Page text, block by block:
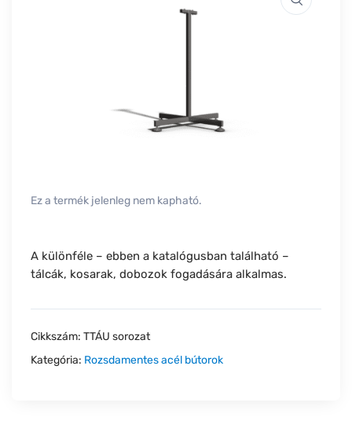
Ez a termék jelenleg nem kapható.
A különféle – ebben a katalógusban található –
tálcák, kosarak, dobozok fogadására alkalmas.
Cikkszám: TTÁU sorozat
Kategória: Rozsdamentes acél bútorok